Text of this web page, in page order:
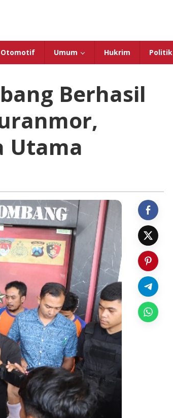
Otomotif Umum Hukrim Politik
Berhasil
Utama